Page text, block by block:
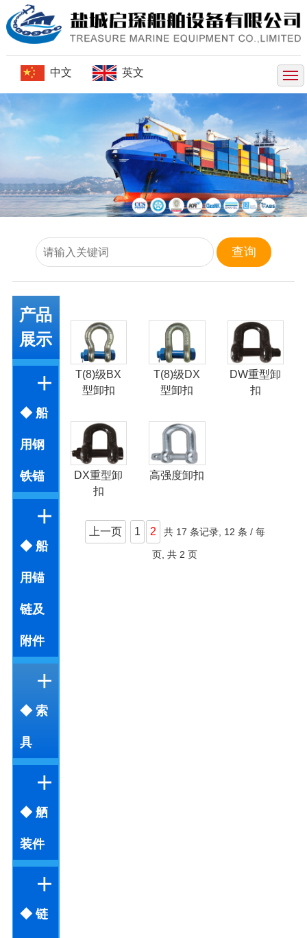
中文 英文
网站首页
启琛船舶
产品展示
锚链
船锚
舾装件
联系方式
产品
展示
◆ 船
用钢
铁锚
◆ 船
用锚
链及
附件
◆ 索
具
◆ 舾
装件
◆ 链
T(8)级BX
型卸扣
T(8)级DX
型卸扣
DW重型卸
扣
DX重型卸
扣
高强度卸扣
上一页 1 2 共 17 条记录, 12 条 / 每
页, 共 2 页